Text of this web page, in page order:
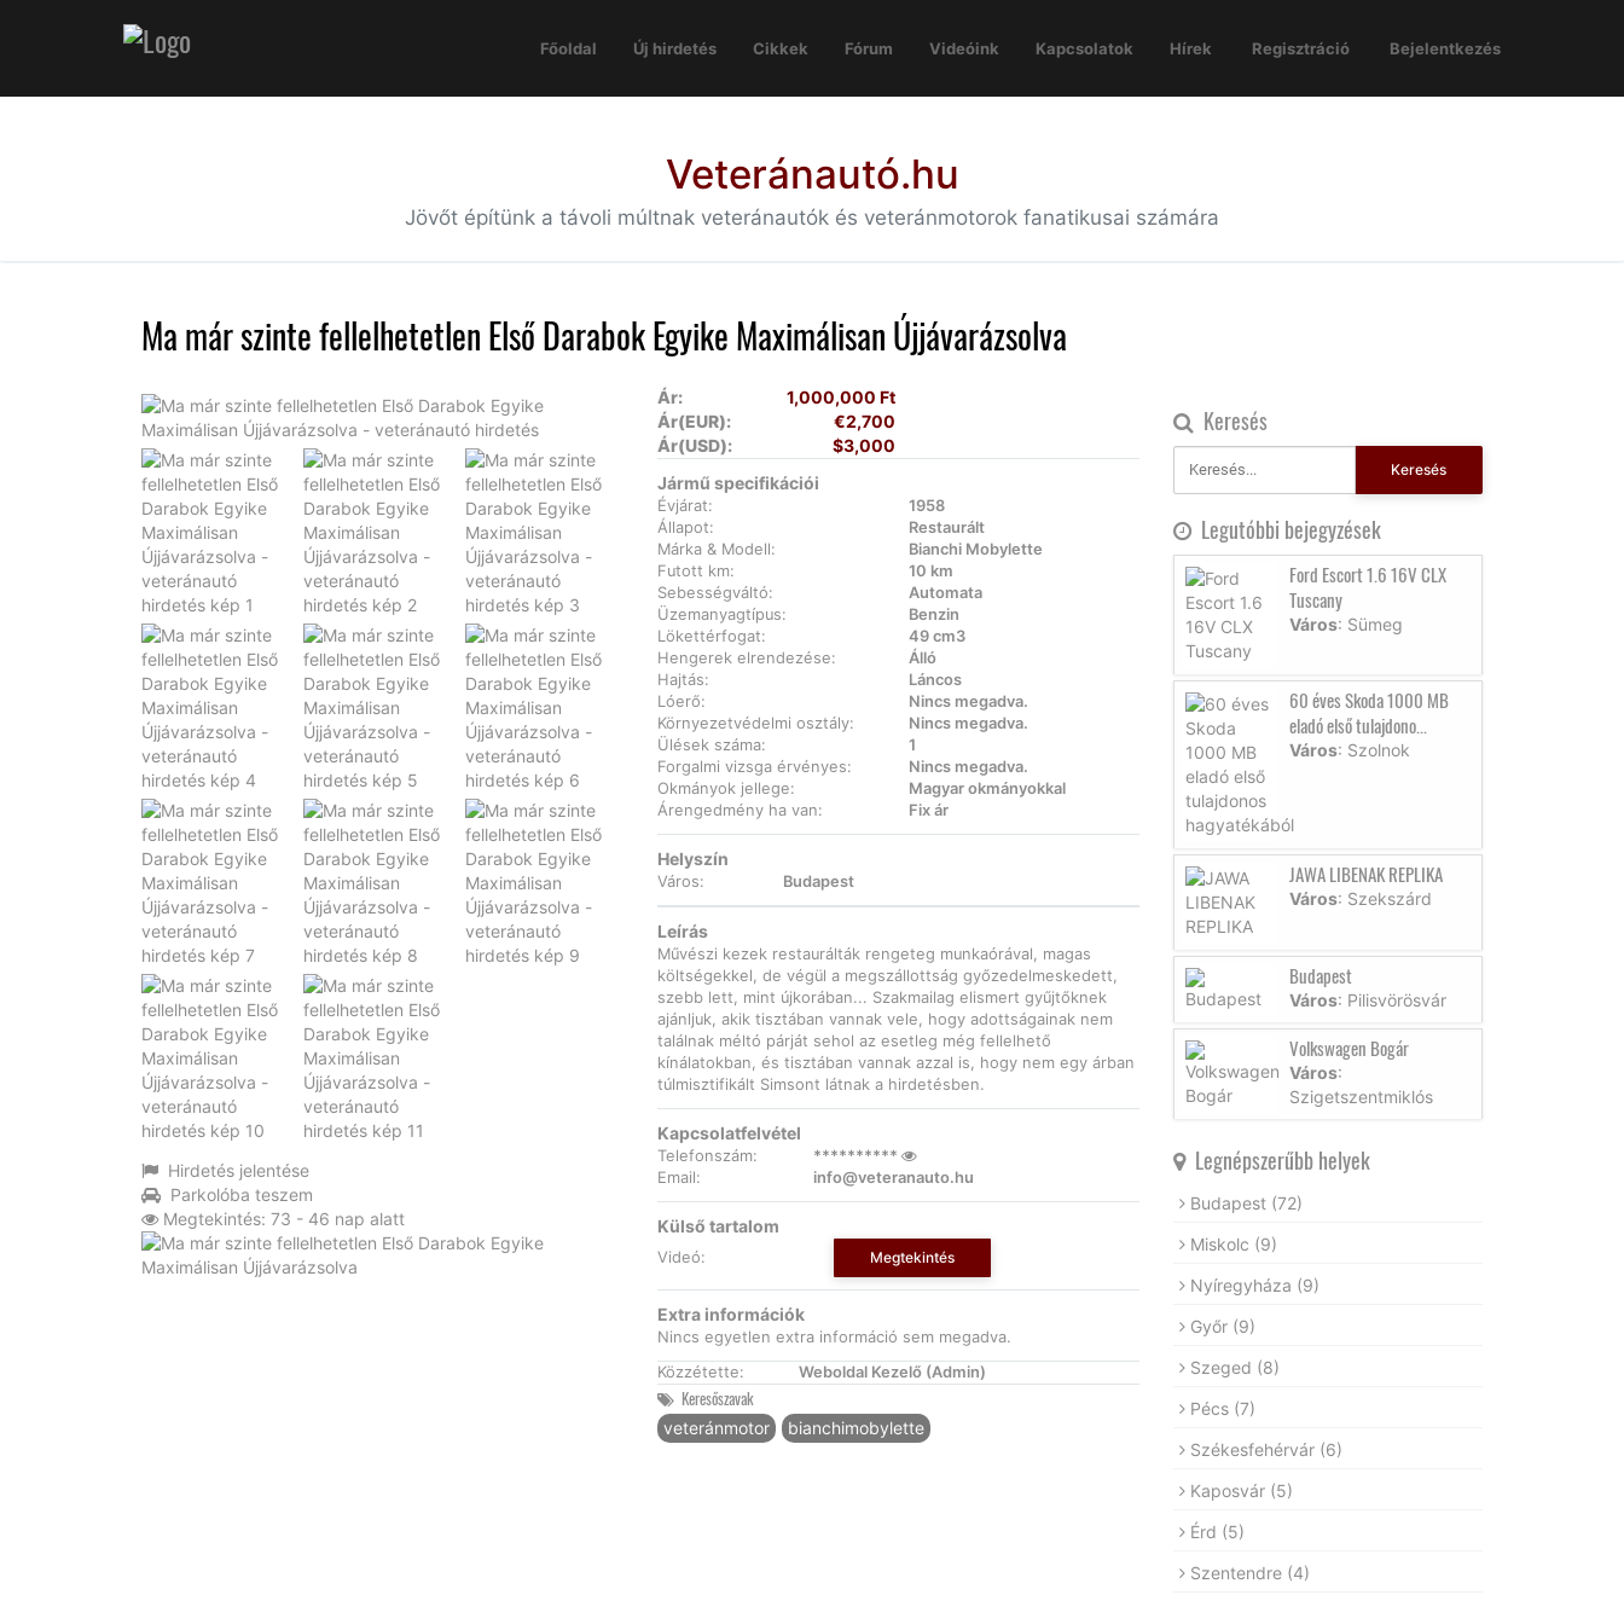
Főoldal Új hirdetés Cikkek Fórum Videóink Kapcsolatok Hírek Regisztráció Bejelentkezés
Veteránautó.hu
Jövőt építünk a távoli múltnak veteránautók és veteránmotorok fanatikusai számára
Ma már szinte fellelhetetlen Első Darabok Egyike Maximálisan Újjávarázsolva
Hirdetés jelentése
Parkolóba teszem
Megtekintés: 73 - 46 nap alatt
Ár:
1,000,000 Ft
Ár(EUR):
€2,700
Ár(USD):
$3,000
Jármű specifikációi
Évjárat:
1958
Állapot:
Restaurált
Márka & Modell:
Bianchi Mobylette
Futott km:
10 km
Sebességváltó:
Automata
Üzemanyagtípus:
Benzin
Lökettérfogat:
49 cm3
Hengerek elrendezése:
Álló
Hajtás:
Láncos
Lóerő:
Nincs megadva.
Környezetvédelmi osztály:
Nincs megadva.
Ülések száma:
1
Forgalmi vizsga érvényes:
Nincs megadva.
Okmányok jellege:
Magyar okmányokkal
Árengedmény ha van:
Fix ár
Helyszín
Város: Budapest
Leírás
Művészi kezek restaurálták rengeteg munkaórával, magas
költségekkel, de végül a megszállottság győzedelmeskedett,
szebb lett, mint újkorában... Szakmailag elismert gyűjtőknek
ajánljuk, akik tisztában vannak vele, hogy adottságainak nem
találnak méltó párját sehol az esetleg még fellelhető
kínálatokban, és tisztában vannak azzal is, hogy nem egy árban
túlmisztifikált Simsont látnak a hirdetésben.
Kapcsolatfelvétel
Telefonszám:
**********
Email:
info@veteranauto.hu
Külső tartalom
Videó: Megtekintés
Extra információk
Nincs egyetlen extra információ sem megadva.
Közzétette:
Weboldal Kezelő (Admin)
Keresőszavak
veteránmotor bianchimobylette
Keresés
Keresés
Legutóbbi bejegyzések
Ford Escort 1.6 16V CLX
Tuscany
Város: Sümeg
60 éves Skoda 1000 MB
eladó első tulajdono...
Város: Szolnok
JAWA LIBENAK REPLIKA
Város: Szekszárd
Budapest
Város: Pilisvörösvár
Volkswagen Bogár
Város:
Szigetszentmiklós
Legnépszerűbb helyek
Budapest (72)
Miskolc (9)
Nyíregyháza (9)
Győr (9)
Szeged (8)
Pécs (7)
Székesfehérvár (6)
Kaposvár (5)
Érd (5)
Szentendre (4)